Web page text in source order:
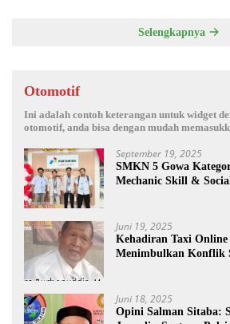
Selengkapnya
Otomotif
Ini adalah contoh keterangan untuk widget
otomotif, anda bisa dengan mudah
September 19, 2025
SMKN 5 Gowa
Mechanic Skill &
Juni 19, 2025
Kehadiran Taxi
Menimbulkan Konflik
Juni 18, 2025
Opini Salman Sitaba: